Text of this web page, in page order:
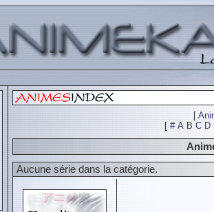
[
[ # A B C D
Aucune série dans la catégorie.